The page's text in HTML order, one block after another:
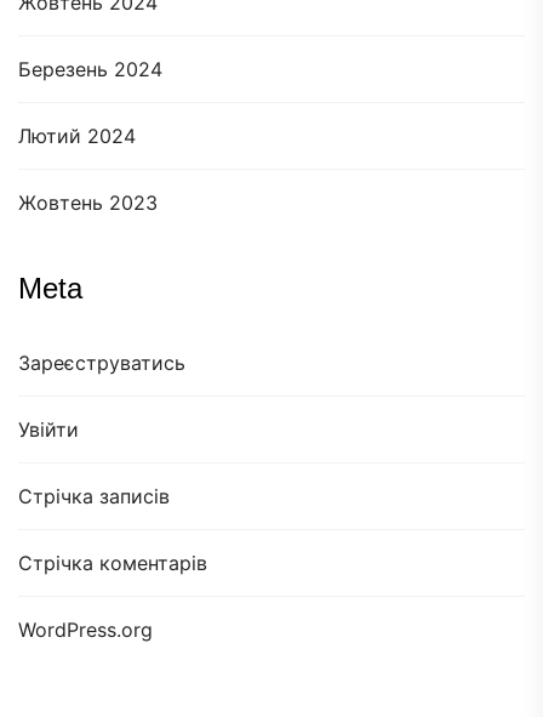
Березень 2024
Лютий 2024
Жовтень 2023
Meta
Зареєструватись
Увійти
Стрічка записів
Стрічка коментарів
WordPress.org